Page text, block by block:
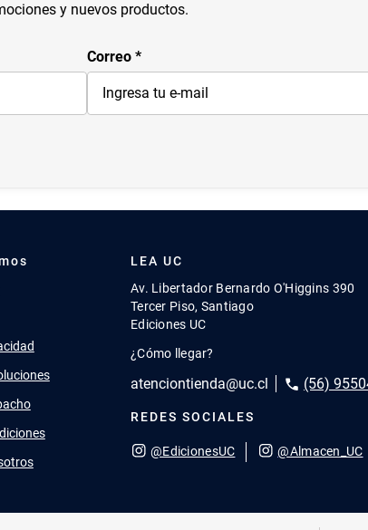
y nuevos productos.
Correo
LEA UC
Av. Libertador Bernardo O'Higgins 390
Tercer Piso, Santiago
Ediciones UC
¿Cómo llegar?
atenciontienda@uc.cl (56)
REDES SOCIALES
@EdicionesUC @Almacen_UC